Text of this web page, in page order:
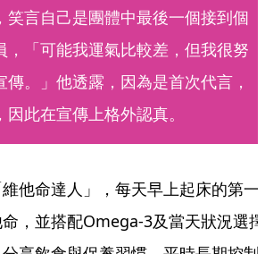
笑言自己是團體中最後一個接到個
，「可能我運氣比較差，但我很努
傳。」他透露，因為是首次代言，
此在宣傳上格外認真。
他命達人」，每天早上起床的第一
，並搭配Omega-3及當天狀況選擇